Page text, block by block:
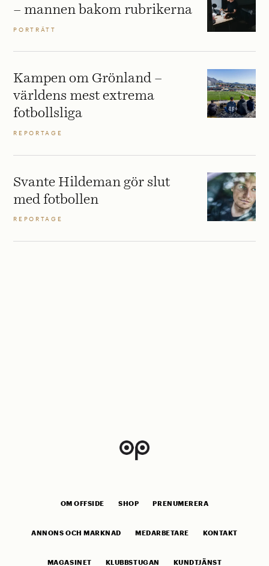
– mannen bakom rubrikerna
PORTRÄTT
Kampen om Grönland –
världens mest extrema
fotbollsliga
REPORTAGE
Svante Hildeman gör slut
med fotbollen
REPORTAGE
OM OFFSIDE SHOP PRENUMERERA
ANNONS OCH MARKNAD MEDARBETARE KONTAKT
MAGASINET KLUBBSTUGAN KUNDTJÄNST